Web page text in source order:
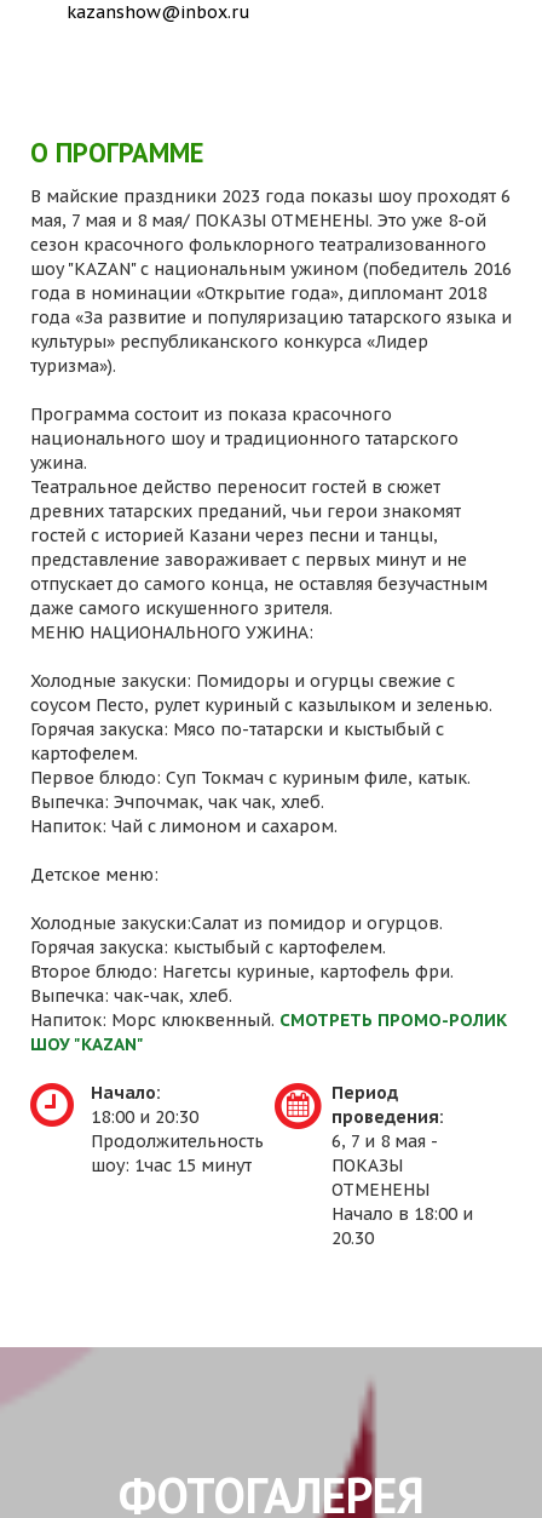
kazanshow@inbox.ru
О ПРОГРАММЕ
В майские праздники 2023 года показы шоу проходят 6
мая, 7 мая и 8 мая/ ПОКАЗЫ ОТМЕНЕНЫ. Это уже 8-ой
сезон красочного фольклорного театрализованного
шоу "KAZAN" с национальным ужином (победитель 2016
года в номинации «Открытие года», дипломант 2018
года «За развитие и популяризацию татарского языка и
культуры» республиканского конкурса «Лидер
туризма»).
Программа состоит из показа красочного
национального шоу и традиционного татарского
ужина.
Театральное действо переносит гостей в сюжет
древних татарских преданий, чьи герои знакомят
гостей с историей Казани через песни и танцы,
представление завораживает с первых минут и не
отпускает до самого конца, не оставляя безучастным
даже самого искушенного зрителя.
МЕНЮ НАЦИОНАЛЬНОГО УЖИНА:
Холодные закуски: Помидоры и огурцы свежие с
соусом Песто, рулет куриный с казылыком и зеленью.
Горячая закуска: Мясо по-татарски и кыстыбый с
картофелем.
Первое блюдо: Суп Токмач с куриным филе, катык.
Выпечка: Эчпочмак, чак чак, хлеб.
Напиток: Чай с лимоном и сахаром.
Детское меню:
Холодные закуски:Салат из помидор и огурцов.
Горячая закуска: кыстыбый с картофелем.
Второе блюдо: Нагетсы куриные, картофель фри.
Выпечка: чак-чак, хлеб.
Напиток: Морс клюквенный. СМОТРЕТЬ ПРОМО-РОЛИК
ШОУ "KAZAN"
Начало:
18:00 и 20:30
Продолжительность
шоу: 1час 15 минут
Период
проведения:
6, 7 и 8 мая -
ПОКАЗЫ
ОТМЕНЕНЫ
Начало в 18:00 и
20.30
ФОТОГАЛЕРЕЯ